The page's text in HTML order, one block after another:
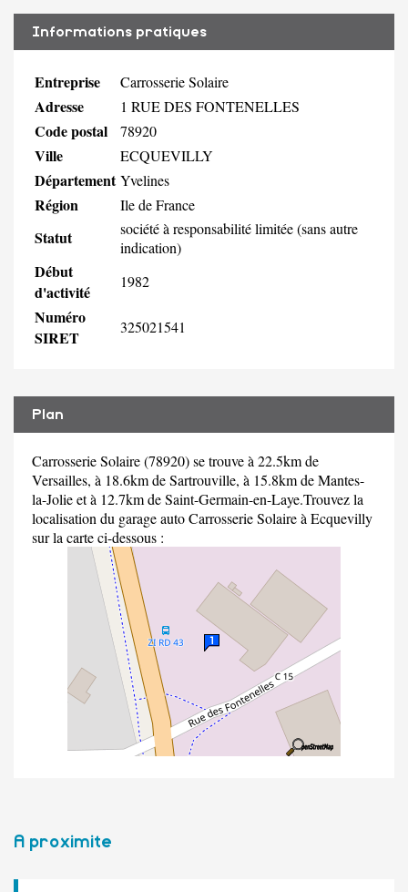
Informations pratiques
Entreprise Carrosserie Solaire
Adresse 1 RUE DES FONTENELLES
Code postal 78920
Ville ECQUEVILLY
Département Yvelines
Région Ile de France
Statut
société à responsabilité limitée (sans autre
indication)
Début
d'activité
1982
Numéro
SIRET
325021541
Plan
Carrosserie Solaire (78920) se trouve à 22.5km de
Versailles, à 18.6km de Sartrouville, à 15.8km de Mantes-
la-Jolie et à 12.7km de Saint-Germain-en-Laye.Trouvez la
localisation du garage auto Carrosserie Solaire à Ecquevilly
sur la carte ci-dessous :
A proximite